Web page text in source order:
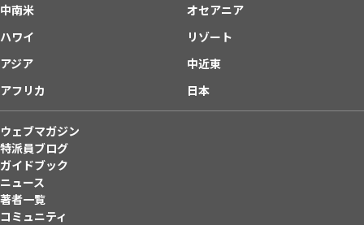
中南米
オセアニア
ハワイ
リゾート
アジア
中近東
アフリカ
日本
ウェブマガジン
特派員ブログ
ガイドブック
ニュース
著者一覧
コミュニティ